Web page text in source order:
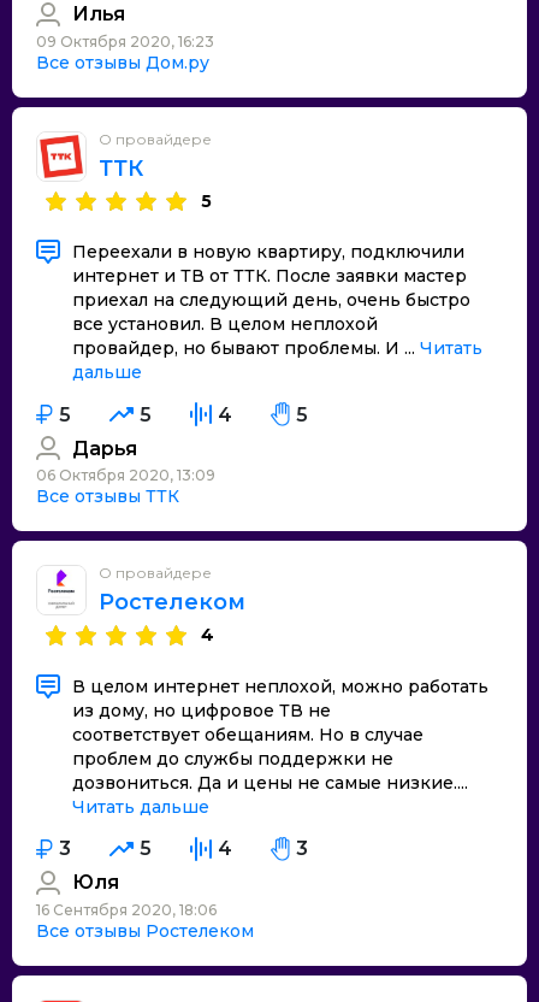
Илья
09 Октября 2020, 16:23
Все отзывы Дом.ру
О провайдере
ТТК
5
Переехали в новую квартиру, подключили
интернет и ТВ от ТТК. После заявки мастер
приехал на следующий день, очень быстро
все установил. В целом неплохой
провайдер, но бывают проблемы. И ... Читать
дальше
5 5 4
5
Дарья
06 Октября 2020, 13:09
Все отзывы ТТК
О провайдере
Ростелеком
4
В целом интернет неплохой, можно работать
из дому, но цифровое ТВ не
соответствует обещаниям. Но в случае
проблем до службы поддержки не
дозвониться. Да и цены не самые низкие....
Читать дальше
3 5 4
3
Юля
16 Сентября 2020, 18:06
Все отзывы Ростелеком